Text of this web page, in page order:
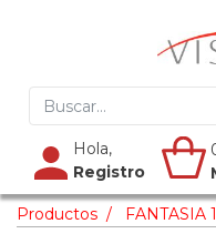
Hola,
Registro
Productos FANTASIA